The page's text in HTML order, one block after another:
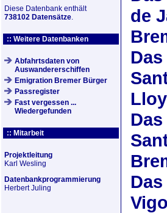
Diese Datenbank enthält
738102 Datensätze.
:: Weitere Datenbanken
Abfahrtsdaten von
Auswandererschiffen
Emigration Bremer Bürger
Passregister
Fast vergessen ...
Wiedergefunden
:: Mitarbeit
Projektleitung
Karl Wesling
Datenbankprogrammierung
Herbert Juling
de